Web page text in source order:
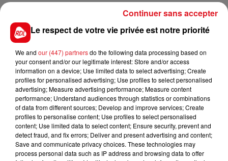
FIL D'ACTUS
15 juillet 2026
BÉTHUNE: ENQUÊTE POUR HOMICIDE
Le respect de votre vie privée est notre priorité
We and our (447) partnersdo the following data processing based on
your consent and/or our legitimate interest: Store and/or access
information on a device; Use limited data to select advertising; Create
profiles for personalised advertising; Use profiles to select personalised
advertising; Measure advertising performance; Measure content
performance; Understand audiences through statistics or combinations
of data from different sources; Develop and improve services; Create
profiles to personalise content; Use profiles to select personalised
content; Use limited data to select content; Ensure security, prevent and
detect fraud, and fix errors; Deliver and present advertising and content;
Save and communicate privacy choices. These technologies may
process personal data such as IP address and browsing data to offer
Continuer sans accepter